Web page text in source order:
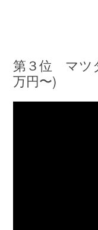
第３位 マツ
万円〜)